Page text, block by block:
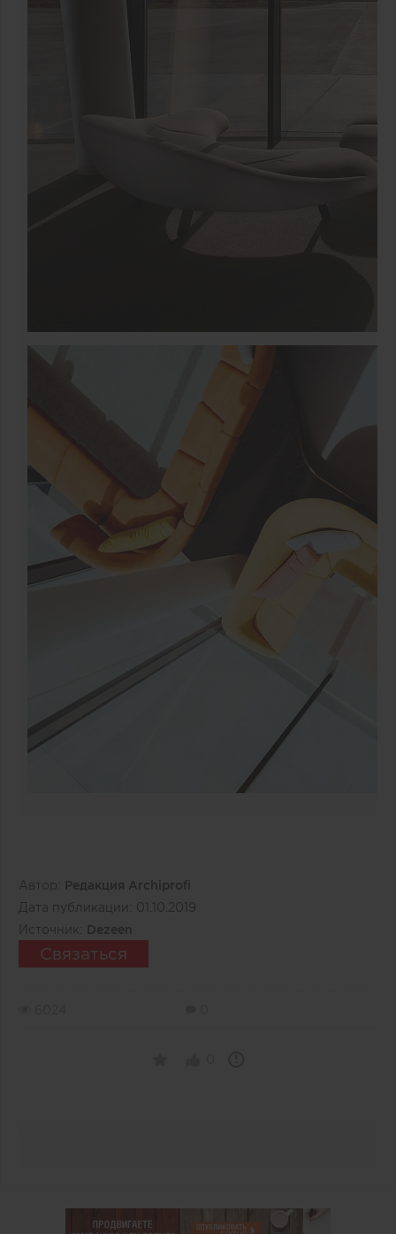
Автор:
Редакция Archiprofi
Дата публикации: 01.10.2019
Источник:
Dezeen
Связаться